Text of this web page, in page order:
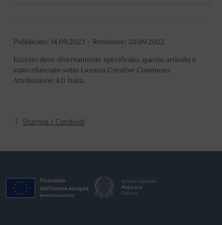
Pubblicato: 14.09.2022 - Revisione: 20.09.2022
Eccetto dove diversamente specificato, questo articolo è
stato rilasciato sotto Licenza Creative Commons
Attribuzione 4.0 Italia.
Stampa / Condividi
Istituto Superiore
Majorana
Palermo